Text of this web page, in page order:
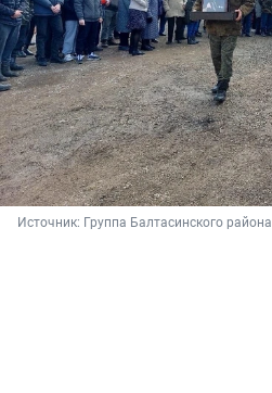
Источник: Группа Балтасинского района